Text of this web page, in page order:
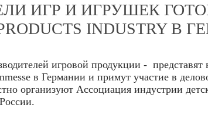
ИГР И ИГРУШЕК
INDUSTRY В
игровой продукции - представят
в Германии и примут участие в
организуют Ассоциация индустрии